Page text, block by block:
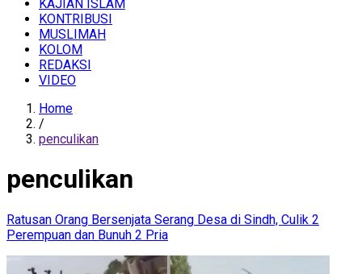
KAJIAN ISLAM
KONTRIBUSI
MUSLIMAH
KOLOM
REDAKSI
VIDEO
Home
/
penculikan
penculikan
Ratusan Orang Bersenjata Serang Desa di Sindh, Culik 2
Perempuan dan Bunuh 2 Pria